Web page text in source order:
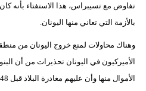
تفاوض مع تسيبراس، هذا الاستفتاء بأنه
بالأزمة التي تعاني منها اليونان.
وهناك محاولات لمنع خروج اليونان من
الأميركيون في اليونان تحذيرات من أن
الأموال منها وأن عليهم مغادرة البلاد قبل 48 ساعة من نشوب اضطرابات مدنية.